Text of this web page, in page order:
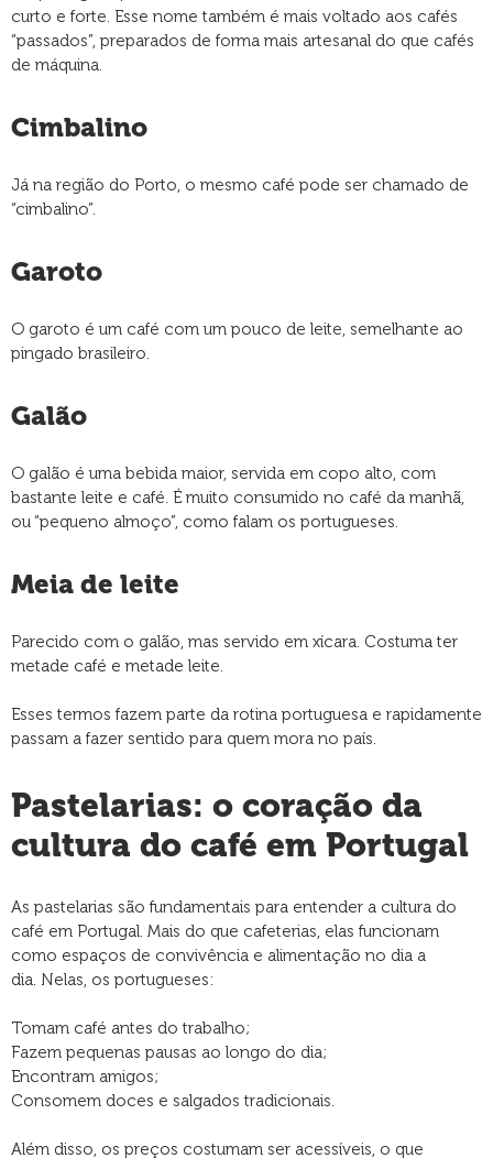
curto e forte. Esse nome também é mais voltado aos cafés
“passados”, preparados de forma mais artesanal do que cafés
de máquina.
Cimbalino
Já na região do Porto, o mesmo café pode ser chamado de
“cimbalino”.
Garoto
O garoto é um café com um pouco de leite, semelhante ao
pingado brasileiro.
Galão
O galão é uma bebida maior, servida em copo alto, com
bastante leite e café. É muito consumido no café da manhã,
ou “pequeno almoço”, como falam os portugueses.
Meia de leite
Parecido com o galão, mas servido em xícara. Costuma ter
metade café e metade leite.
Esses termos fazem parte da rotina portuguesa e rapidamente
passam a fazer sentido para quem mora no país.
Pastelarias: o coração da
cultura do café em Portugal
As pastelarias são fundamentais para entender a cultura do
café em Portugal. Mais do que cafeterias, elas funcionam
como espaços de convivência e alimentação no dia a
dia. Nelas, os portugueses:
Tomam café antes do trabalho;
Fazem pequenas pausas ao longo do dia;
Encontram amigos;
Consomem doces e salgados tradicionais.
Além disso, os preços costumam ser acessíveis, o que